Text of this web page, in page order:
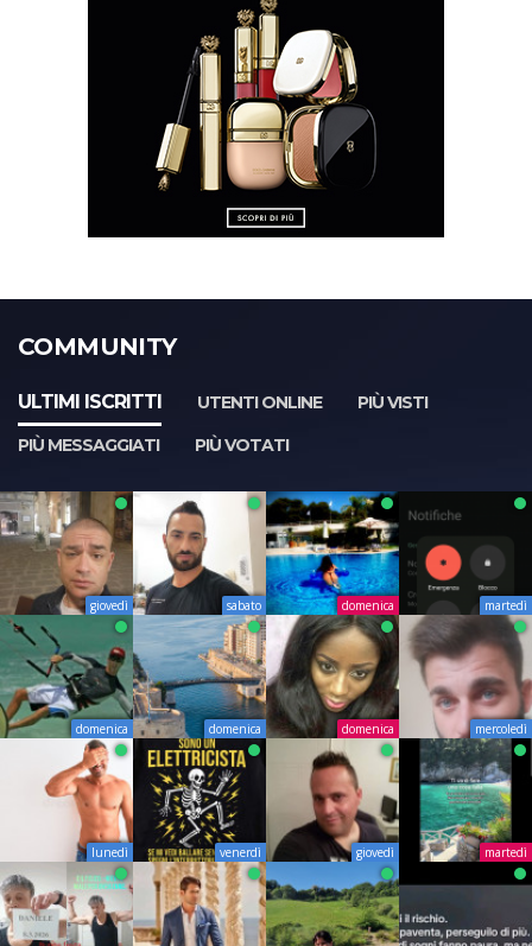
COMMUNITY
ULTIMI ISCRITTI UTENTI ONLINE
PIÙ VISTI
PIÙ MESSAGGIATI
PIÙ VOTATI
giovedì sabato domenica martedì
domenica domenica domenica mercoledì
lunedì venerdì giovedì martedì